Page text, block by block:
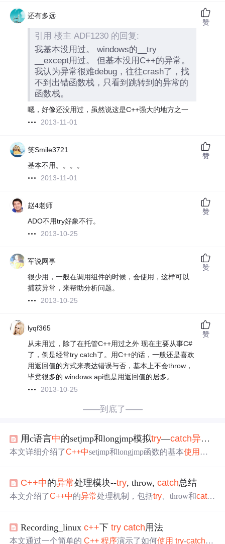
还有多远
引用 楼主 ADF1230 的回复:
我基本没用过。 windows的__try
__except用过。 但基本没用C++的异常。
我认为异常很难debug，往往crash了，找
不到出错函数栈，只看到跳转到的异常的
函数栈。
嗯，好像还没用过，虽然说这是C++强大的地方之一
2013-11-01
赞
笑Smile3721
基本不用。。。。
2013-11-01
赞
赵4老师
ADO不用try好象不行。
2013-10-25
赞
军说网事
很少用，一般在调用组件的时候，会使用，这样可以
捕获异常，来帮助分析问题。
2013-10-25
赞
lyqf365
从未用过，除了在托管C++用过之外 现在主要从事C#
了，倒是经常try catch了。用C++的话，一般还是喜欢
用返回值的方式来表达错误与否，基本上不会throw，
毕竟很多的 windows api也是用返回值的居多。
2013-10-25
赞
——到底了——
用c语言中的setjmp和longjmp模拟try—catch异常
本文详细介绍了C++中setjmp和longjmp函数的基本使用 方
中 捕获和处理异常。
C++中的异常处理模块--try, throw,catch总结
本文介绍了C++中的异常处理机制，包括try 、throw和catc
Recording_linuxc++下try catch用法
本文通过一个简单的C++ 程序演示了如何使用 try-catch